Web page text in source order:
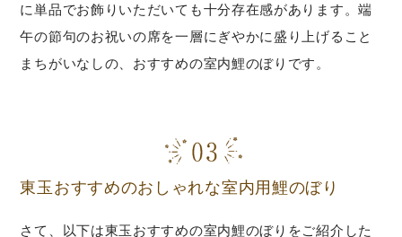
に単品でお飾りいただいても十分存在感があります。端
午の節句のお祝いの席を一層にぎやかに盛り上げること
まちがいなしの、おすすめの室内鯉のぼりです。
東玉おすすめのおしゃれな室内用鯉のぼり
さて、以下は東玉おすすめの室内鯉のぼりをご紹介した